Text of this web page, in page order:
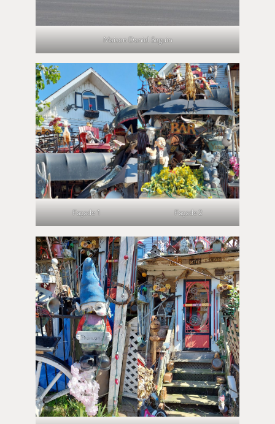
Maison Daniel Seguin
Façade 1 Façade 2